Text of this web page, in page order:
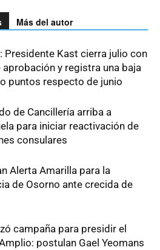
Más del autor
Presidente Kast cierra julio con
aprobación y registra una baja
puntos respecto de junio
de Cancillería arriba a
para iniciar reactivación de
consulares
Alerta Amarilla para la
de Osorno ante crecida de
campaña para presidir el
postulan Gael Yeomans